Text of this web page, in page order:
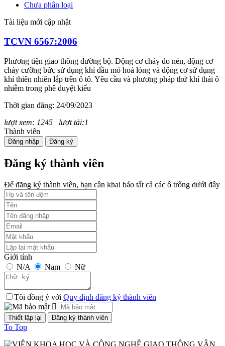
Chưa phân loại
Tài liệu mới cập nhật
TCVN 6567:2006
Phương tiện giao thông đường bộ. Động cơ cháy do nén, động cơ
cháy cưỡng bức sử dụng khí dầu mỏ hoá lỏng và động cơ sử dụng
khí thiên nhiên lắp trên ô tô. Yêu cầu và phương pháp thử khí thải ô
nhiễm trong phê duyệt kiểu
Thời gian đăng: 24/09/2023
lượt xem: 1245 | lượt tải:1
TCVN 7880:2008
Phương tiện giao thông đường bộ. Tiếng ồn phát ra từ ô tô. Yêu cầu
và phương pháp thử trong phê duyệt kiểu
Thời gian đăng: 24/09/2023
lượt xem: 1246 | lượt tải:1
TCVN 6723:2000
Phương tiện giao thông đường bộ. Ô tô khách cỡ nhỏ. Yêu cầu về
cấu tạo trong công nhận kiểu.
Thời gian đăng: 07/08/2026
TCVN 6724:20001
Phương tiện giao thông đường bộ. Ô tô khách cỡ lớn. Yêu cầu về
cấu tạo chung trong công nhận kiểu
Thành viên
Đăng nhập Đăng ký
Đăng ký thành viên
Để đăng ký thành viên, bạn cần khai báo tất cả các ô trống dưới đây
Giới tính
N/A
Nam Nữ
Tôi đồng ý với Quy định đăng ký thành viên
To Top